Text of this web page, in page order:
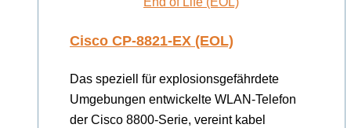
Cisco CP-8821-EX (EOL)
Das speziell für explosionsgefährdete
Umgebungen entwickelte WLAN-Telefon
der Cisco 8800-Serie, vereint kabel